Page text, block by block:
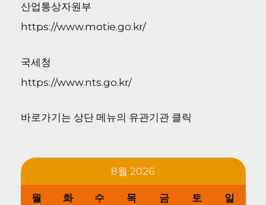
산업통상자원부
https://www.motie.go.kr/
국세청
https://www.nts.go.kr/
바로가기는 상단 메뉴의 유관기관 클릭
8월 2026
월 화 수 목 금 토 일